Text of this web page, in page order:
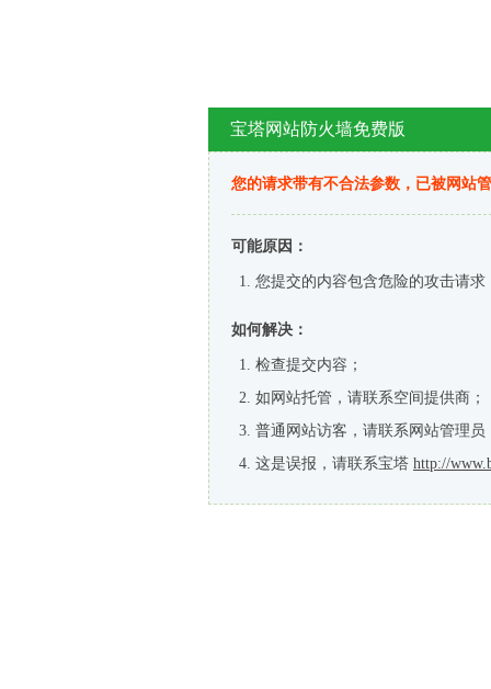
宝塔网站防火墙免费版
您的请求带有不合法参数，已被网站
可能原因：
您提交的内容包含危险的攻击请求
如何解决：
检查提交内容；
如网站托管，请联系空间提供商；
普通网站访客，请联系网站管理员
这是误报，请联系宝塔 http://